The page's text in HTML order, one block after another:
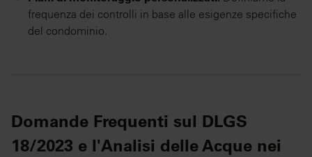
frequenza dei controlli in base alle esigenze specifiche
del condominio.
Domande Frequenti sul DLGS
18/2023 e l'Analisi delle Acque nei